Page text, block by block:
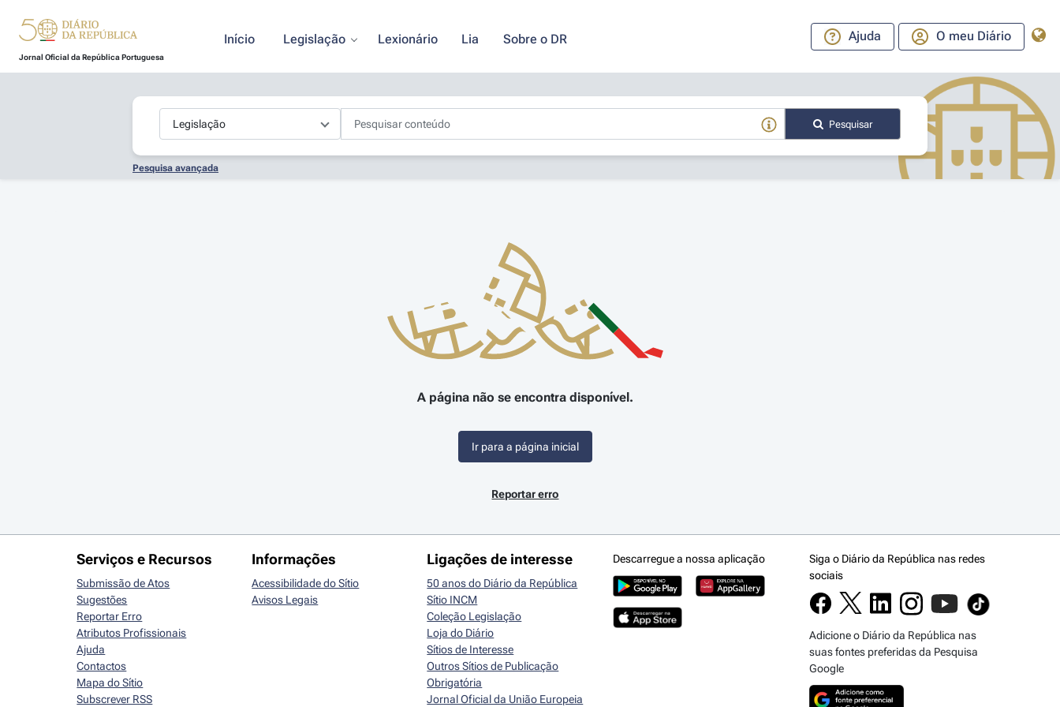
Jornal Oficial da República Portuguesa
Início Legislação Lexionário Lia Sobre o DR Ajuda O meu Diário
Pesquisar
Pesquisa avançada
A página não se encontra disponível.
Ir para a página inicial
Reportar erro
Serviços e Recursos
Submissão de Atos
Sugestões
Reportar Erro
Atributos Profissionais
Ajuda
Contactos
Mapa do Sítio
Subscrever RSS
Informações
Acessibilidade do Sítio
Avisos Legais
Ligações de interesse
50 anos do Diário da República
Sítio INCM
Coleção Legislação
Loja do Diário
Sítios de Interesse
Outros Sítios de Publicação
Obrigatória
Jornal Oficial da União Europeia
Descarregue a nossa aplicação
Siga o Diário da República nas redes
sociais
Adicione o Diário da República nas
suas fontes preferidas da Pesquisa
Google